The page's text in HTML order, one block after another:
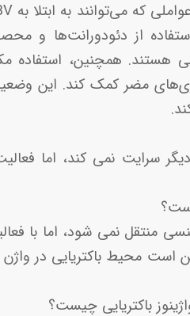
استفاده از دئودورانت‌ها
همچنین، استفاده
مضر کمک کند. این
دیگر سرایت نمی کند، اما
جنسی منتقل نمی شود، اما
محیط باکتریایی در واژن
باکتریایی چیست؟